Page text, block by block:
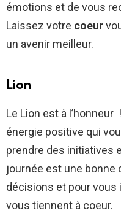
émotions et de vous
Laissez votre coeur
un avenir meilleur.
Lion
Le Lion est à
énergie positive qui
prendre des initiatives
journée est une bonne
décisions et pour
vous tiennent à coeur.